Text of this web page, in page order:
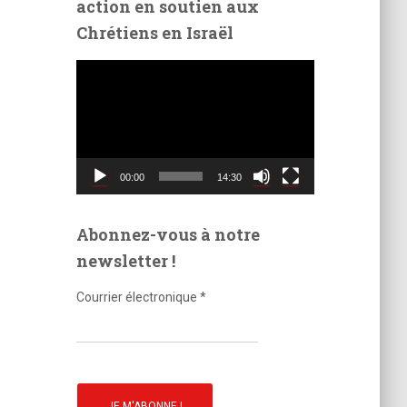
é
o
action en soutien aux
Chrétiens en Israël
é
o
00:00 14:30
Abonnez-vous à notre
newsletter !
Courrier électronique *